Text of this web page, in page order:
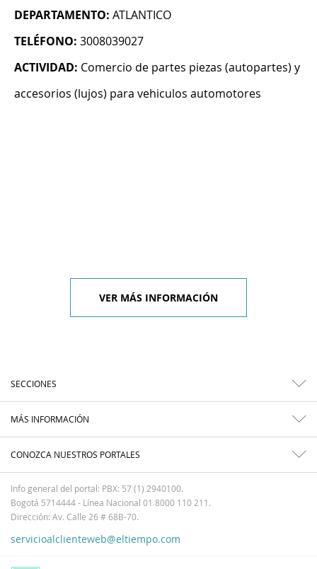
DEPARTAMENTO: ATLANTICO
TELÉFONO: 3008039027
ACTIVIDAD: Comercio de partes piezas (autopartes) y
accesorios (lujos) para vehiculos automotores
VER MÁS INFORMACIÓN
SECCIONES
MÁS INFORMACIÓN
CONOZCA NUESTROS PORTALES
Info general del portal: PBX: 57 (1) 2940100.
Bogotá 5714444 - Línea Nacional 01 8000 110 211.
Dirección: Av. Calle 26 # 68B-70.
servicioalclienteweb@eltiempo.com